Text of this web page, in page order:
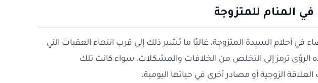
المنام للمتزوجة
في أحلام السيدة المتزوجة، غالبًا ما يُشير ذلك إلى قرب انتهاء العقبات التي
ترمز إلى التخلص من الخلافات والمشكلات، سواء كانت تلك
الزوجية أو مصادر أخرى في حياتها اليومية.